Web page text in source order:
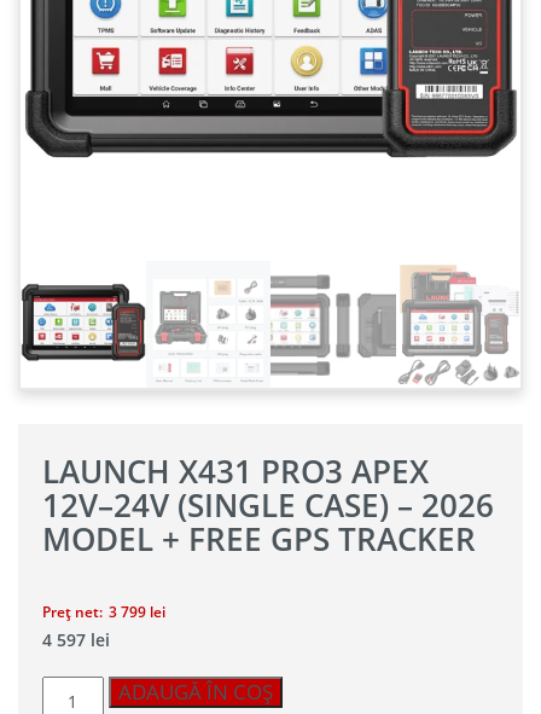
LAUNCH X431 PRO3 APEX
12V–24V (SINGLE CASE) – 2026
MODEL + FREE GPS TRACKER
Preț net: Prețul
inițial
a
3 799 leiPrețul
este:
Prețul
4 597 lei
este:
CantitateADAUGĂ ÎN COȘ